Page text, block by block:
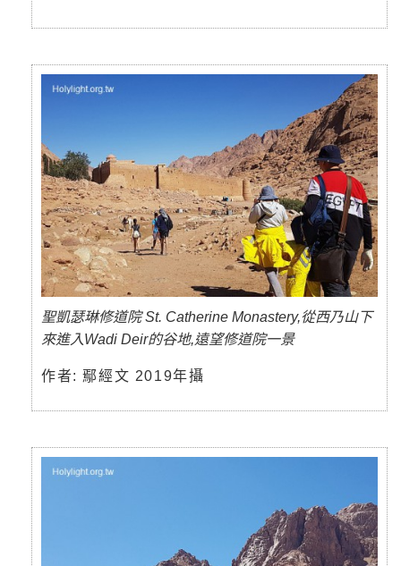
聖凱瑟琳修道院 St. Catherine Monastery,從西乃山下
來進入Wadi Deir的谷地,遠望修道院一景
作者: 鄢經文 2019年攝